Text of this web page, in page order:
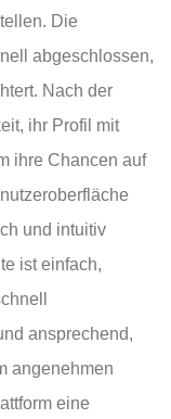
Die
abgeschlossen,
Nach der
ihr Profil mit
ihre Chancen auf
und intuitiv
ist einfach,
ansprechend,
angenehmen
eine